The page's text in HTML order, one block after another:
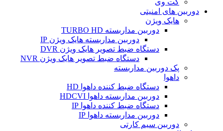
دوربین های امنیتی
هایک ویژن
دوربین مداربسته TURBO HD
دوربین مداربسته هایک ویژن IP
دستگاه ضبط تصویر هایک ویژن DVR
دستگاه ضبط تصویر هایک ویژن NVR
پک دوربین مداربسته
داهوا
دستگاه ضبط کننده داهوا HD
دوربین مداربسته داهوا HDCVI
دستگاه ضبط کننده داهوا IP
دوربین مداربسته داهوا IP
دوربین سیم کارتی